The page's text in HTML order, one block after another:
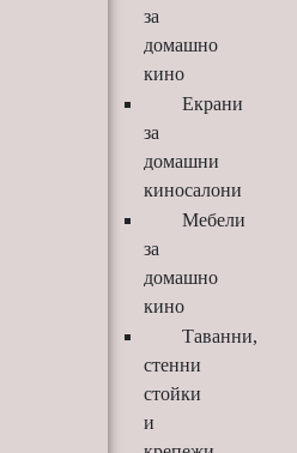
за
домашно
кино
Екрани
за
домашни
киносалони
Мебели
за
домашно
кино
Таванни,
стенни
стойки
и